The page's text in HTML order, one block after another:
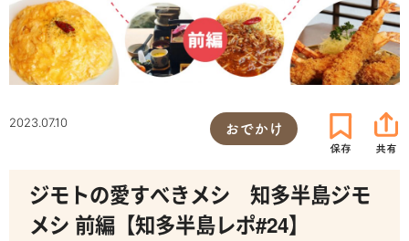
2023.07.10 おでかけ
ジモトの愛すべきメシ 知多半島ジモ
メシ 前編【知多半島レポ#24】